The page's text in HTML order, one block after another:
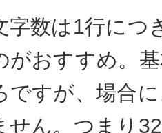
字数は1行につ
がおすすめ。
ですが、場合
せん。つまり